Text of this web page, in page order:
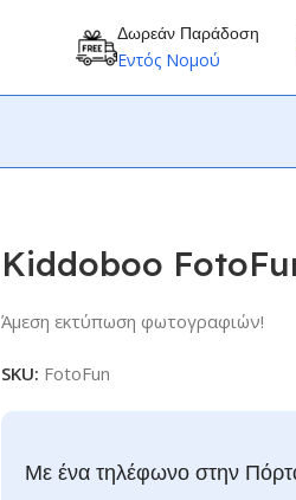
Δωρεάν Παράδοση
Εντός Νομού
Kiddoboo
Άμεση εκτύπωση φωτογραφιών!
SKU: FotoFun
Με ένα τηλέφωνο στην